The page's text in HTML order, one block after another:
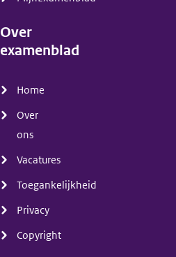
Over
examenblad
Home
Over
ons
Vacatures
Toegankelijkheid
Privacy
Copyright